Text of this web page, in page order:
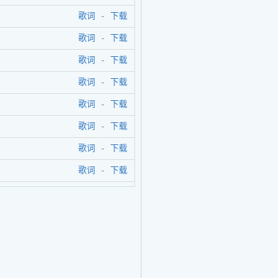
歌词 - 下载
歌词 - 下载
歌词 - 下载
歌词 - 下载
歌词 - 下载
歌词 - 下载
歌词 - 下载
歌词 - 下载